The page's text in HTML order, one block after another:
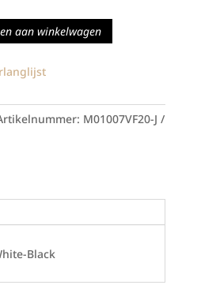
aan winkelwagen
M01007VF20-J
Black